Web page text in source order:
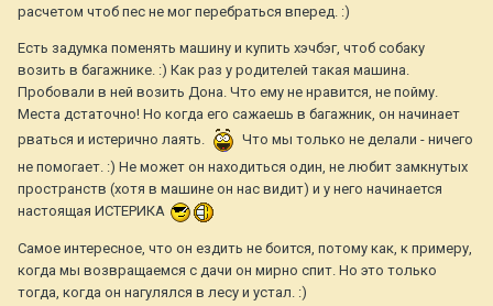
расчетом чтоб пес не мог перебраться вперед. :)
Есть задумка поменять машину и купить хэчбэг, чтоб собаку
возить в багажнике. :) Как раз у родителей такая машина.
Пробовали в ней возить Дона. Что ему не нравится, не пойму.
Места дстаточно! Но когда его сажаешь в багажник, он начинает
рваться и истерично лаять.
Что мы только не делали - ничего
не помогает. :) Не может он находиться один, не любит замкнутых
пространств (хотя в машине он нас видит) и у него начинается
настоящая ИСТЕРИКА
Самое интересное, что он ездить не боится, потому как, к примеру,
когда мы возвращаемся с дачи он мирно спит. Но это только
тогда, когда он нагулялся в лесу и устал. :)